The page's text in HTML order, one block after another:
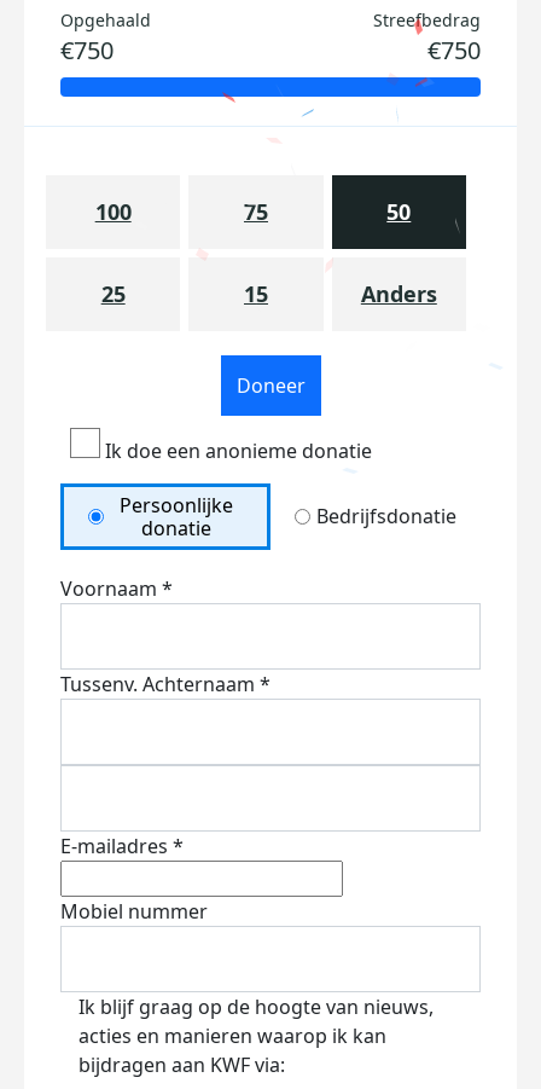
Opgehaald
€750
Streefbedrag
€750
100 75 50
25 15 Anders
Doneer
Ik doe een anonieme donatie
Persoonlijke
donatie
Bedrijfsdonatie
Voornaam *
Tussenv. Achternaam *
E-mailadres *
Mobiel nummer
Ik blijf graag op de hoogte van nieuws,
acties en manieren waarop ik kan
bijdragen aan KWF via: